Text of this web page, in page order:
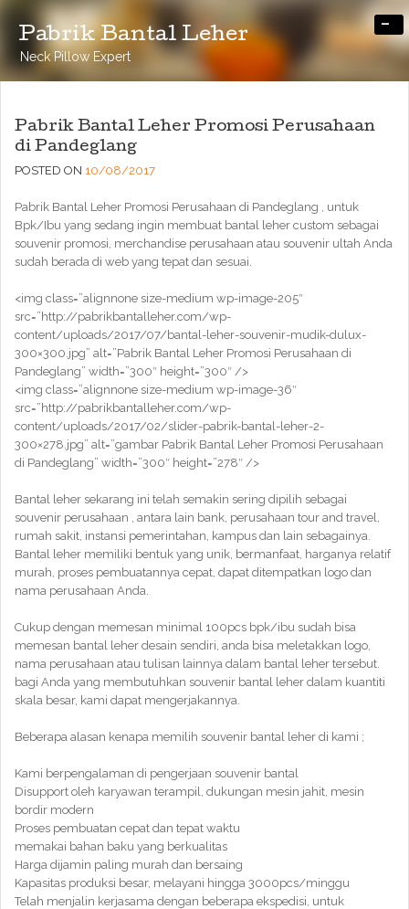
Pabrik Bantal Leher
Neck Pillow Expert
-
Pabrik Bantal Leher Promosi Perusahaan
di Pandeglang
POSTED ON 10/08/2017
Pabrik Bantal Leher Promosi Perusahaan di Pandeglang , untuk
Bpk/Ibu yang sedang ingin membuat bantal leher custom sebagai
souvenir promosi, merchandise perusahaan atau souvenir ultah Anda
sudah berada di web yang tepat dan sesuai.
<img class=”alignnone size-medium wp-image-205″
src=”http://pabrikbantalleher.com/wp-
content/uploads/2017/07/bantal-leher-souvenir-mudik-dulux-
300×300.jpg” alt=”Pabrik Bantal Leher Promosi Perusahaan di
Pandeglang” width=”300″ height=”300″ />
<img class=”alignnone size-medium wp-image-36″
src=”http://pabrikbantalleher.com/wp-
content/uploads/2017/02/slider-pabrik-bantal-leher-2-
300×278.jpg” alt=”gambar Pabrik Bantal Leher Promosi Perusahaan
di Pandeglang” width=”300″ height=”278″ />
Bantal leher sekarang ini telah semakin sering dipilih sebagai
souvenir perusahaan , antara lain bank, perusahaan tour and travel,
rumah sakit, instansi pemerintahan, kampus dan lain sebagainya.
Bantal leher memiliki bentuk yang unik, bermanfaat, harganya relatif
murah, proses pembuatannya cepat, dapat ditempatkan logo dan
nama perusahaan Anda.
Cukup dengan memesan minimal 100pcs bpk/ibu sudah bisa
memesan bantal leher desain sendiri, anda bisa meletakkan logo,
nama perusahaan atau tulisan lainnya dalam bantal leher tersebut.
bagi Anda yang membutuhkan souvenir bantal leher dalam kuantiti
skala besar, kami dapat mengerjakannya.
Beberapa alasan kenapa memilih souvenir bantal leher di kami ;
Kami berpengalaman di pengerjaan souvenir bantal
Disupport oleh karyawan terampil, dukungan mesin jahit, mesin
bordir modern
Proses pembuatan cepat dan tepat waktu
memakai bahan baku yang berkualitas
Harga dijamin paling murah dan bersaing
Kapasitas produksi besar, melayani hingga 3000pcs/minggu
Telah menjalin kerjasama dengan beberapa ekspedisi, untuk